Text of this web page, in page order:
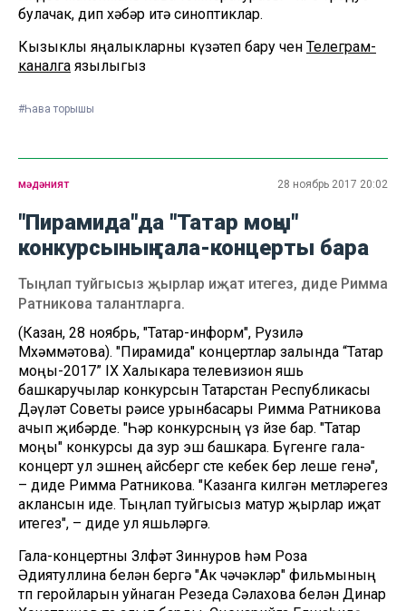
булачак, дип хәбәр итә синоптиклар.
Кызыклы яңалыкларны күзәтеп бару өчен Телеграм-
каналга язылыгыз
#Һава торышы
мәдәният 28 ноябрь 2017 20:02
"Пирамида"да "Татар моңы"
конкурсының гала-концерты бара
Тыңлап туйгысыз җырлар иҗат итегез, диде Римма
Ратникова талантларга.
(Казан, 28 ноябрь, "Татар-информ", Рузилә
Мөхәммәтова). "Пирамида" концертлар залында “Татар
моңы-2017” IX Халыкара телевизион яшь
башкаручылар конкурсын Татарстан Республикасы
Дәүләт Советы рәисе урынбасары Римма Ратникова
ачып җибәрде. "Һәр конкурсның үз йөзе бар. "Татар
моңы" конкурсы да зур эш башкара. Бүгенге гала-
концерт ул эшнең айсберг өсте кебек бер өлеше генә",
– диде Римма Ратникова. "Казанга килгән өметләрегез
аклансын иде. Тыңлап туйгысыз матур җырлар иҗат
итегез", – диде ул яшьләргә.
Гала-концертны Зөлфәт Зиннуров һәм Роза
Әдиятуллина белән бергә "Ак чәчәкләр" фильмының
төп геройларын уйнаган Резеда Сәлахова белән Динар